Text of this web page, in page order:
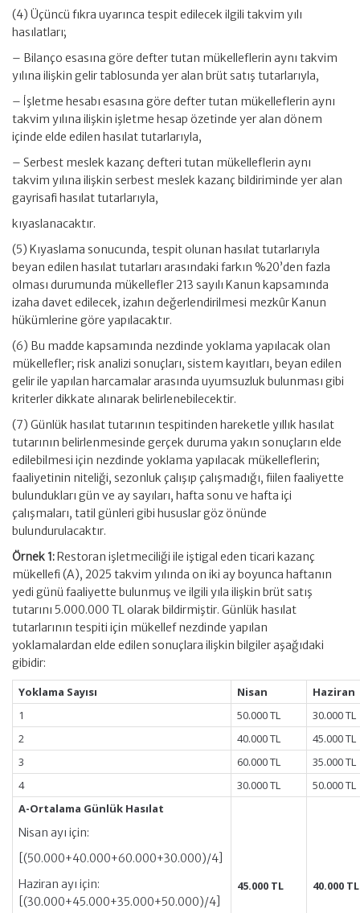
(4) Üçüncü fıkra uyarınca tespit edilecek ilgili takvim yılı
hasılatları;
– Bilanço esasına göre defter tutan mükelleflerin aynı takvim
yılına ilişkin gelir tablosunda yer alan brüt satış tutarlarıyla,
– İşletme hesabı esasına göre defter tutan mükelleflerin aynı
takvim yılına ilişkin işletme hesap özetinde yer alan dönem
içinde elde edilen hasılat tutarlarıyla,
– Serbest meslek kazanç defteri tutan mükelleflerin aynı
takvim yılına ilişkin serbest meslek kazanç bildiriminde yer alan
gayrisafi hasılat tutarlarıyla,
kıyaslanacaktır.
(5) Kıyaslama sonucunda, tespit olunan hasılat tutarlarıyla
beyan edilen hasılat tutarları arasındaki farkın %20’den fazla
olması durumunda mükellefler 213 sayılı Kanun kapsamında
izaha davet edilecek, izahın değerlendirilmesi mezkûr Kanun
hükümlerine göre yapılacaktır.
(6) Bu madde kapsamında nezdinde yoklama yapılacak olan
mükellefler; risk analizi sonuçları, sistem kayıtları, beyan edilen
gelir ile yapılan harcamalar arasında uyumsuzluk bulunması gibi
kriterler dikkate alınarak belirlenebilecektir.
(7) Günlük hasılat tutarının tespitinden hareketle yıllık hasılat
tutarının belirlenmesinde gerçek duruma yakın sonuçların elde
edilebilmesi için nezdinde yoklama yapılacak mükelleflerin;
faaliyetinin niteliği, sezonluk çalışıp çalışmadığı, fiilen faaliyette
bulundukları gün ve ay sayıları, hafta sonu ve hafta içi
çalışmaları, tatil günleri gibi hususlar göz önünde
bulundurulacaktır.
Örnek 1:Restoran işletmeciliği ile iştigal eden ticari kazanç
mükellefi (A), 2025 takvim yılında on iki ay boyunca haftanın
yedi günü faaliyette bulunmuş ve ilgili yıla ilişkin brüt satış
tutarını 5.000.000 TL olarak bildirmiştir. Günlük hasılat
tutarlarının tespiti için mükellef nezdinde yapılan
yoklamalardan elde edilen sonuçlara ilişkin bilgiler aşağıdaki
gibidir:
Yoklama Sayısı
Nisan
Haziran
1
50.000 TL
30.000 TL
2
40.000 TL
45.000 TL
3
60.000 TL
35.000 TL
4
30.000 TL
50.000 TL
A-Ortalama Günlük Hasılat
Nisan ayı için:
[(50.000+40.000+60.000+30.000)/4]
Haziran ayı için:
[(30.000+45.000+35.000+50.000)/4]
45.000 TL 40.000 TL